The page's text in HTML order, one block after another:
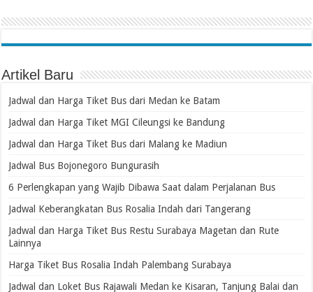
Artikel Baru
Jadwal dan Harga Tiket Bus dari Medan ke Batam
Jadwal dan Harga Tiket MGI Cileungsi ke Bandung
Jadwal dan Harga Tiket Bus dari Malang ke Madiun
Jadwal Bus Bojonegoro Bungurasih
6 Perlengkapan yang Wajib Dibawa Saat dalam Perjalanan Bus
Jadwal Keberangkatan Bus Rosalia Indah dari Tangerang
Jadwal dan Harga Tiket Bus Restu Surabaya Magetan dan Rute
Lainnya
Harga Tiket Bus Rosalia Indah Palembang Surabaya
Jadwal dan Loket Bus Rajawali Medan ke Kisaran, Tanjung Balai dan